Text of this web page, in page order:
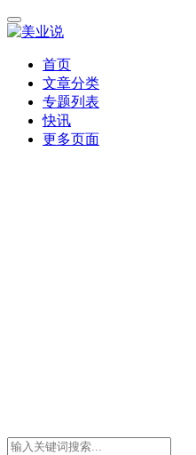
首页
文章分类
专题列表
快讯
更多页面